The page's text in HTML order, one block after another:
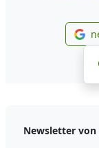
Newsletter von